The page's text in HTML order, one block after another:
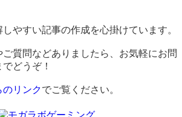
やすい記事の作成を心掛けています。
質問などありましたら、お気軽にお問
どうぞ！
のリンクでご覧ください。